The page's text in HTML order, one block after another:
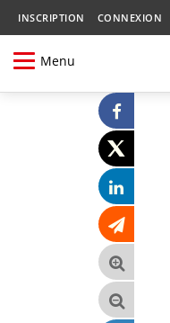
INSCRIPTION CONNEXION
Menu